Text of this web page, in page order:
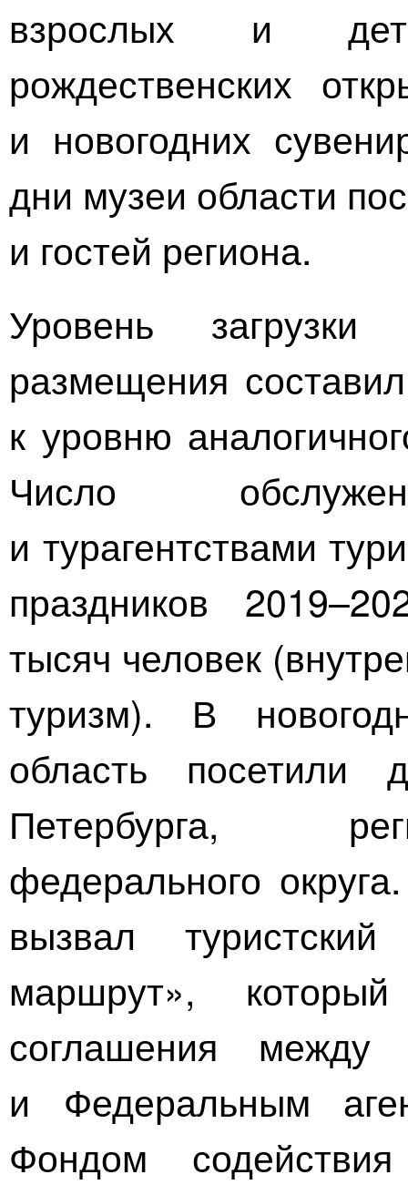
взрослых и
рождественских
и новогодних
дни музеи области
и гостей региона.
Уровень загрузки
размещения
к уровню
Число
и турагентствами
праздников
тысяч человек
туризм). В
область
Петербурга,
федерального
вызвал
маршрут»,
соглашения между
и Федеральным
Фондом